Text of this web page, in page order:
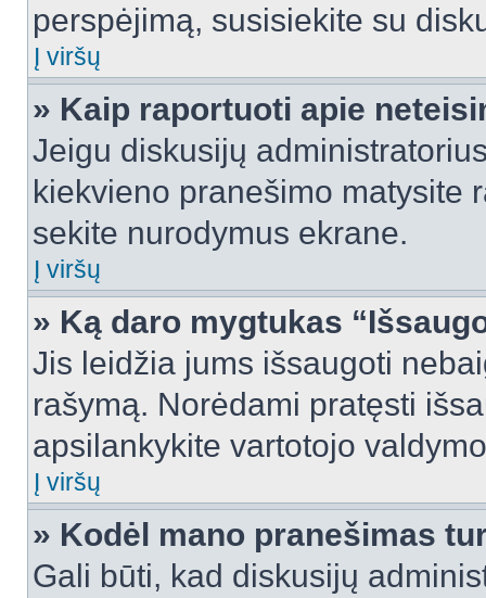
perspėjimą, susisiekite su
Į viršų
» Kaip raportuoti apie
Jeigu diskusijų
kiekvieno pranešimo matysite
sekite nurodymus ekrane.
Į viršų
» Ką daro mygtukas
Jis leidžia jums išsaugoti
rašymą. Norėdami pratęsti
apsilankykite vartotojo
Į viršų
» Kodėl mano pranešimas
Gali būti, kad diskusijų